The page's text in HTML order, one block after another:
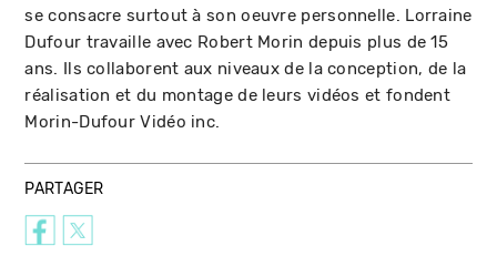
se consacre surtout à son oeuvre personnelle. Lorraine
Dufour travaille avec Robert Morin depuis plus de 15
ans. Ils collaborent aux niveaux de la conception, de la
réalisation et du montage de leurs vidéos et fondent
Morin-Dufour Vidéo inc.
PARTAGER